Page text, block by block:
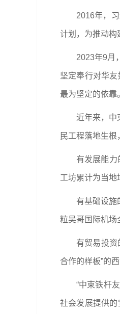
2016年，
计划，为推动构
2023年9月
坚定奉行对华
最为坚定的依靠
近年来，中
民工程落地生根
有发展能
工坊累计为当地
有基础设
粒吴哥国际机场
有贸易投
合作的样板”的
“中柬铁杆
社会发展提供